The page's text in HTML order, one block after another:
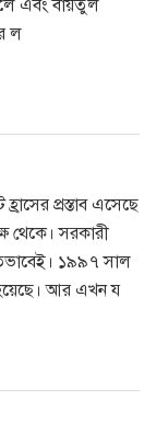
এবং বায়তুল
ল
প্রস্তাব এসেছে
থেকে। সরকারী
১৯৯৭ সাল
আর এখন য